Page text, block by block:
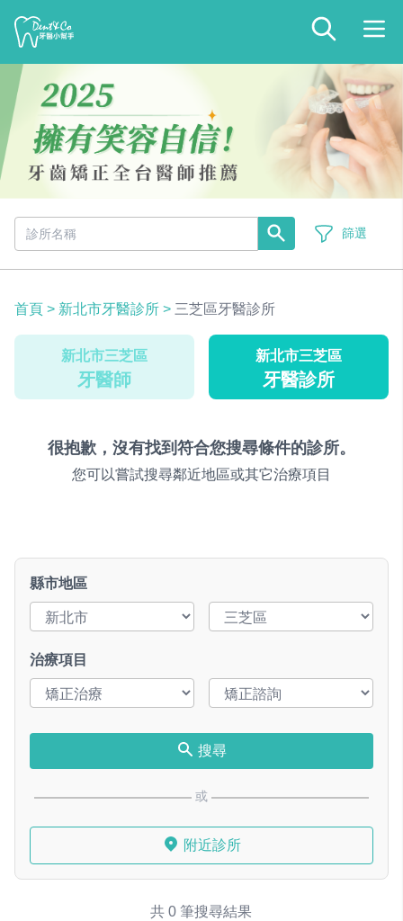
篩選
首頁 > 新北市牙醫診所 > 三芝區牙醫診所
新北市三芝區
牙醫師
新北市三芝區
牙醫診所
很抱歉，沒有找到符合您搜尋條件的診所。
您可以嘗試搜尋鄰近地區或其它治療項目
縣市地區
治療項目
搜尋
或
附近診所
共 0 筆搜尋結果